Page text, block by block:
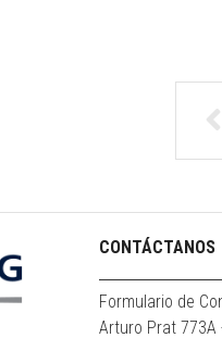
CONTÁCTANOS
Formulario de
Arturo Prat 773A